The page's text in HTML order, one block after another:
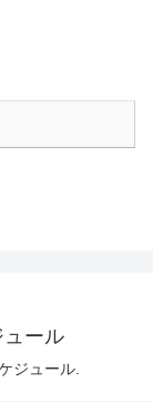
ール
ジュール.